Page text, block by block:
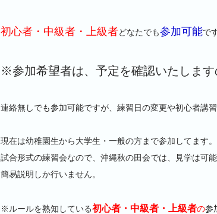
初心者・中級者・上級者どなたでも参加可能で
※参加希望者は、予定を確認いたしま
連絡無しでも参加可能ですが、練習日の変更や初心者講
​現在は幼稚園生から大学生・一般の方まで参加してます。
試合形式の練習会なので、沖縄秋の田会では、見学は可
簡易説明しか行いません。
​※ルールを熟知している初心者・中級者・上級者の参